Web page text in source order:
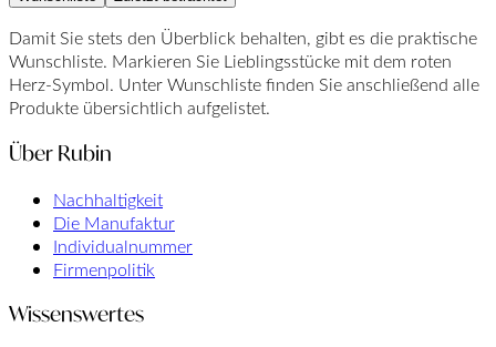
Damit Sie stets den Überblick behalten, gibt es die praktische
Wunschliste. Markieren Sie Lieblingsstücke mit dem roten
Herz-Symbol. Unter Wunschliste finden Sie anschließend alle
Produkte übersichtlich aufgelistet.
Über Rubin
Nachhaltigkeit
Die Manufaktur
Individualnummer
Firmenpolitik
Wissenswertes